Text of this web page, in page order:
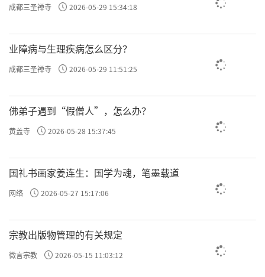
成都三圣禅寺 2026-05-29 15:34:18
业障病与生理疾病怎么区分？
成都三圣禅寺 2026-05-29 11:51:25
佛弟子遇到“假僧人”，怎么办？
黄盖寺 2026-05-28 15:37:45
国礼书画家姜连生：国学为魂，笔墨载道
网络 2026-05-27 15:17:06
宗教出版物管理的有关规定
微言宗教 2026-05-15 11:03:12